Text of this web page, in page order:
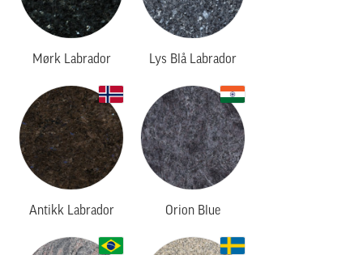
Mørk Labrador Lys Blå Labrador
Antikk Labrador Orion Blue